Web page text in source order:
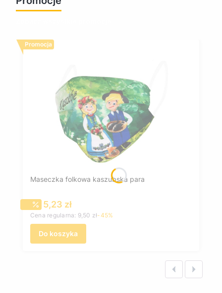
Promocja
Maseczka folkowa kaszubska para
Cena promocyjna
5,23 zł
Cena regularna: 9,50 zł-45%
Do koszyka